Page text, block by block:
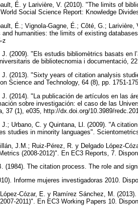
É. y Larivière, V. (2010). "The limits of
World Social Science Report: Knowledge
É.; Vignola-Gagne, É.; Côté, G.;
and humanities: the limits of existing
z
J. (2009). "Els estudis bibliomètrics basats en
de bibliotecnomia i documentació,
J. (2013). "Sixty years of citation analysis
Science and Technology, 64 (8), pp. 1751-
J. (2014). "La publicación de artículos en las
sobre investigación: el caso de las
37 (1), e035, http://dx.doi.org/10.3989/
J.; Urbano, C. y Quintana, Ll. (2009). "A
studies in minority languages".
J.M.; Ruiz-Pérez, R. y Delgado López-
(2008-2012)". En EC3 Reports, 7.
(1984). The citation process. The role and
Informe mujeres investigadoras 2010.
Cózar, E. y Ramírez Sánchez, M.
2011)". En EC3 Working Papers 10.